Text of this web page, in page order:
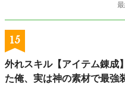
15
外れスキル【アイテム錬成
た俺、実は神の素材で最強